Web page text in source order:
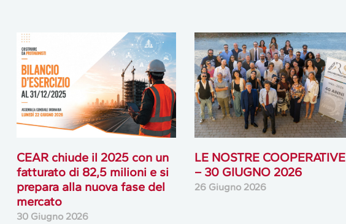
CEAR chiude il 2025 con un
fatturato di 82,5 milioni e si
prepara alla nuova fase del
mercato
30 Giugno 2026
LE NOSTRE COOPERATIVE
– 30 GIUGNO 2026
26 Giugno 2026